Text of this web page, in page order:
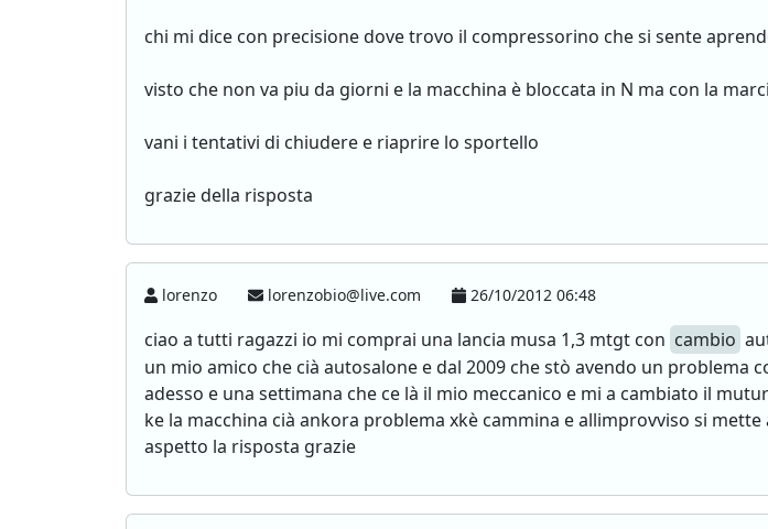
chi mi dice con precisione dove trovo il compressorino che si sente
visto che non va piu da giorni e la macchina è bloccata in N ma con la
vani i tentativi di chiudere e riaprire lo sportello
grazie della risposta
lorenzo lorenzobio@live.com 26/10/2012 06:48
ciao a tutti ragazzi io mi comprai una lancia musa 1,3 mtgt con cambio
un mio amico che cià autosalone e dal 2009 che stò avendo un
adesso e una settimana che ce là il mio meccanico e mi a cambiato il
ke la macchina cià ankora problema xkè cammina e allimprovviso si
aspetto la risposta grazie